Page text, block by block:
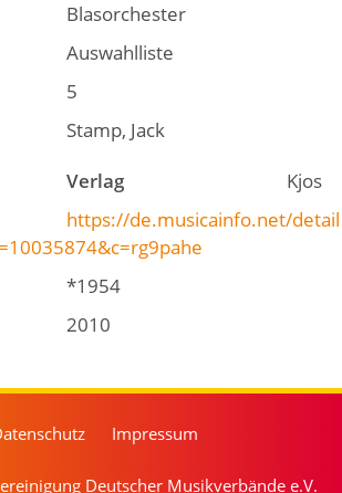
Blasorchester
Auswahlliste
5
Stamp, Jack
Verlag
Kjos
https://de.musicainfo.net/detail
*1954
2010
Impressum
Deutscher Musikverbände e.V.